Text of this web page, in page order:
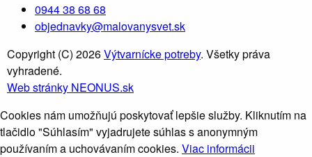
0944 38 68 68
objednavky@malovanysvet.sk
Copyright (C) 2026Výtvarnícke potreby. Všetky práva
vyhradené.
Web stránky NEONUS.sk
Cookies nám umožňujú poskytovať lepšie služby. Kliknutím na
tlačidlo "Súhlasím" vyjadrujete súhlas s anonymným
používaním a uchovávaním cookies. Viac informácii